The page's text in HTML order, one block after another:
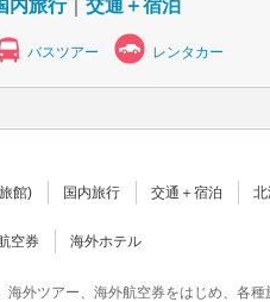
内旅行｜ 交通＋宿泊
バスツアー レンタカー
館) 国内旅行 交通＋宿泊
空券 海外ホテル
海外ツアー、海外航空券をはじめ、各